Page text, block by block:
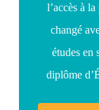
l’accès à
changé
études en
diplôme